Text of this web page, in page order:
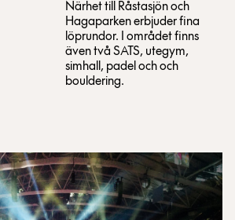
Närhet till Råstasjön och
Hagaparken erbjuder fina
löprundor. I området finns
även två SATS, utegym,
simhall, padel och och
bouldering.